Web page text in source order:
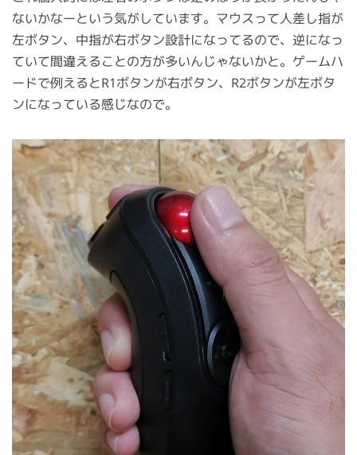
ないかなーという気がしています。マウスって人差し指が
左ボタン、中指が右ボタン設計になってるので、逆になっ
ていて間違えることの方が多いんじゃないかと。ゲームハ
ードで例えるとR1ボタンが右ボタン、R2ボタンが左ボタ
ンになっている感じなので。